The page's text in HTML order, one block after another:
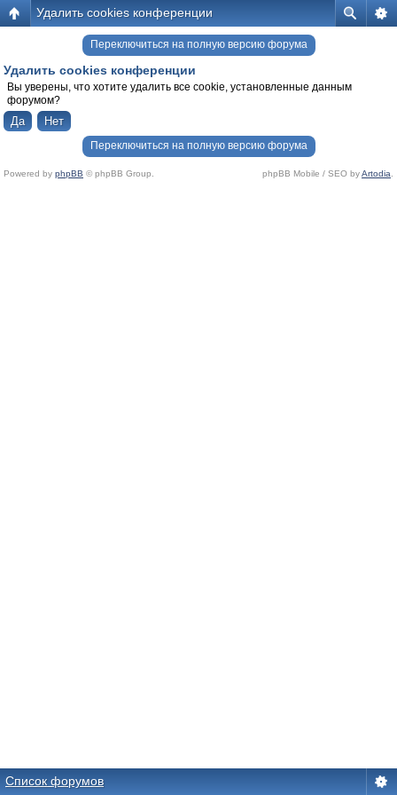
Удалить cookies конференции
Переключиться на полную версию форума
Удалить cookies конференции
Вы уверены, что хотите удалить все cookie, установленные данным
форумом?
Переключиться на полную версию форума
Powered by phpBB © phpBB Group. phpBB Mobile / SEO byArtodia
Список форумов